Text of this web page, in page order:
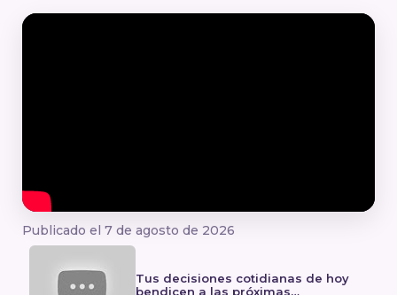
Publicado el 7 de agosto de 2026
Tus decisiones cotidianas de hoy
bendicen a las próximas